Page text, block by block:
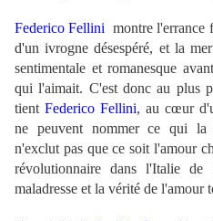
Federico Fellini montre l'errance
d'un ivrogne désespéré, et la
sentimentale et romanesque
qui l'aimait. C'est donc au plus
tient Federico Fellini, au cœur
ne peuvent nommer ce qui la
n'exclut pas que ce soit l'amour
révolutionnaire dans l'Italie
maladresse et la vérité de l'amour